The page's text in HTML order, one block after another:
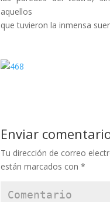
aquellos
que tuvieron la inmensa
Enviar
Tu dirección de correo
están marcados con *